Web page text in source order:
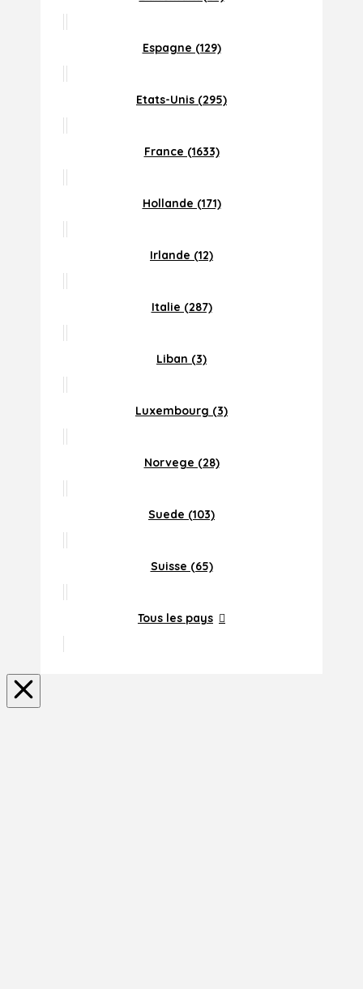
Espagne (129)
Etats-Unis (295)
France (1633)
Hollande (171)
Irlande (12)
Italie (287)
Liban (3)
Luxembourg (3)
Norvege (28)
Suede (103)
Suisse (65)
Tous les pays